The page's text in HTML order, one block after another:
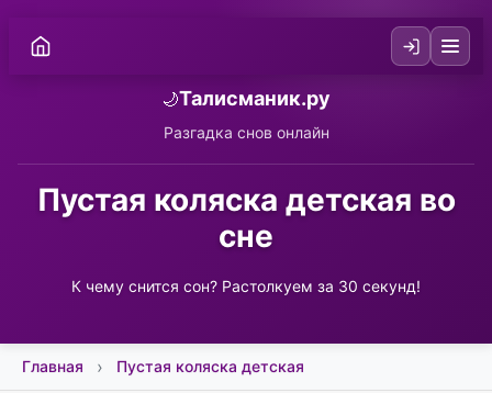
🌙Талисманик.ру
Разгадка снов онлайн
Пустая коляска детская во
сне
К чему снится сон? Растолкуем за 30 секунд!
Главная Пустая коляска детская